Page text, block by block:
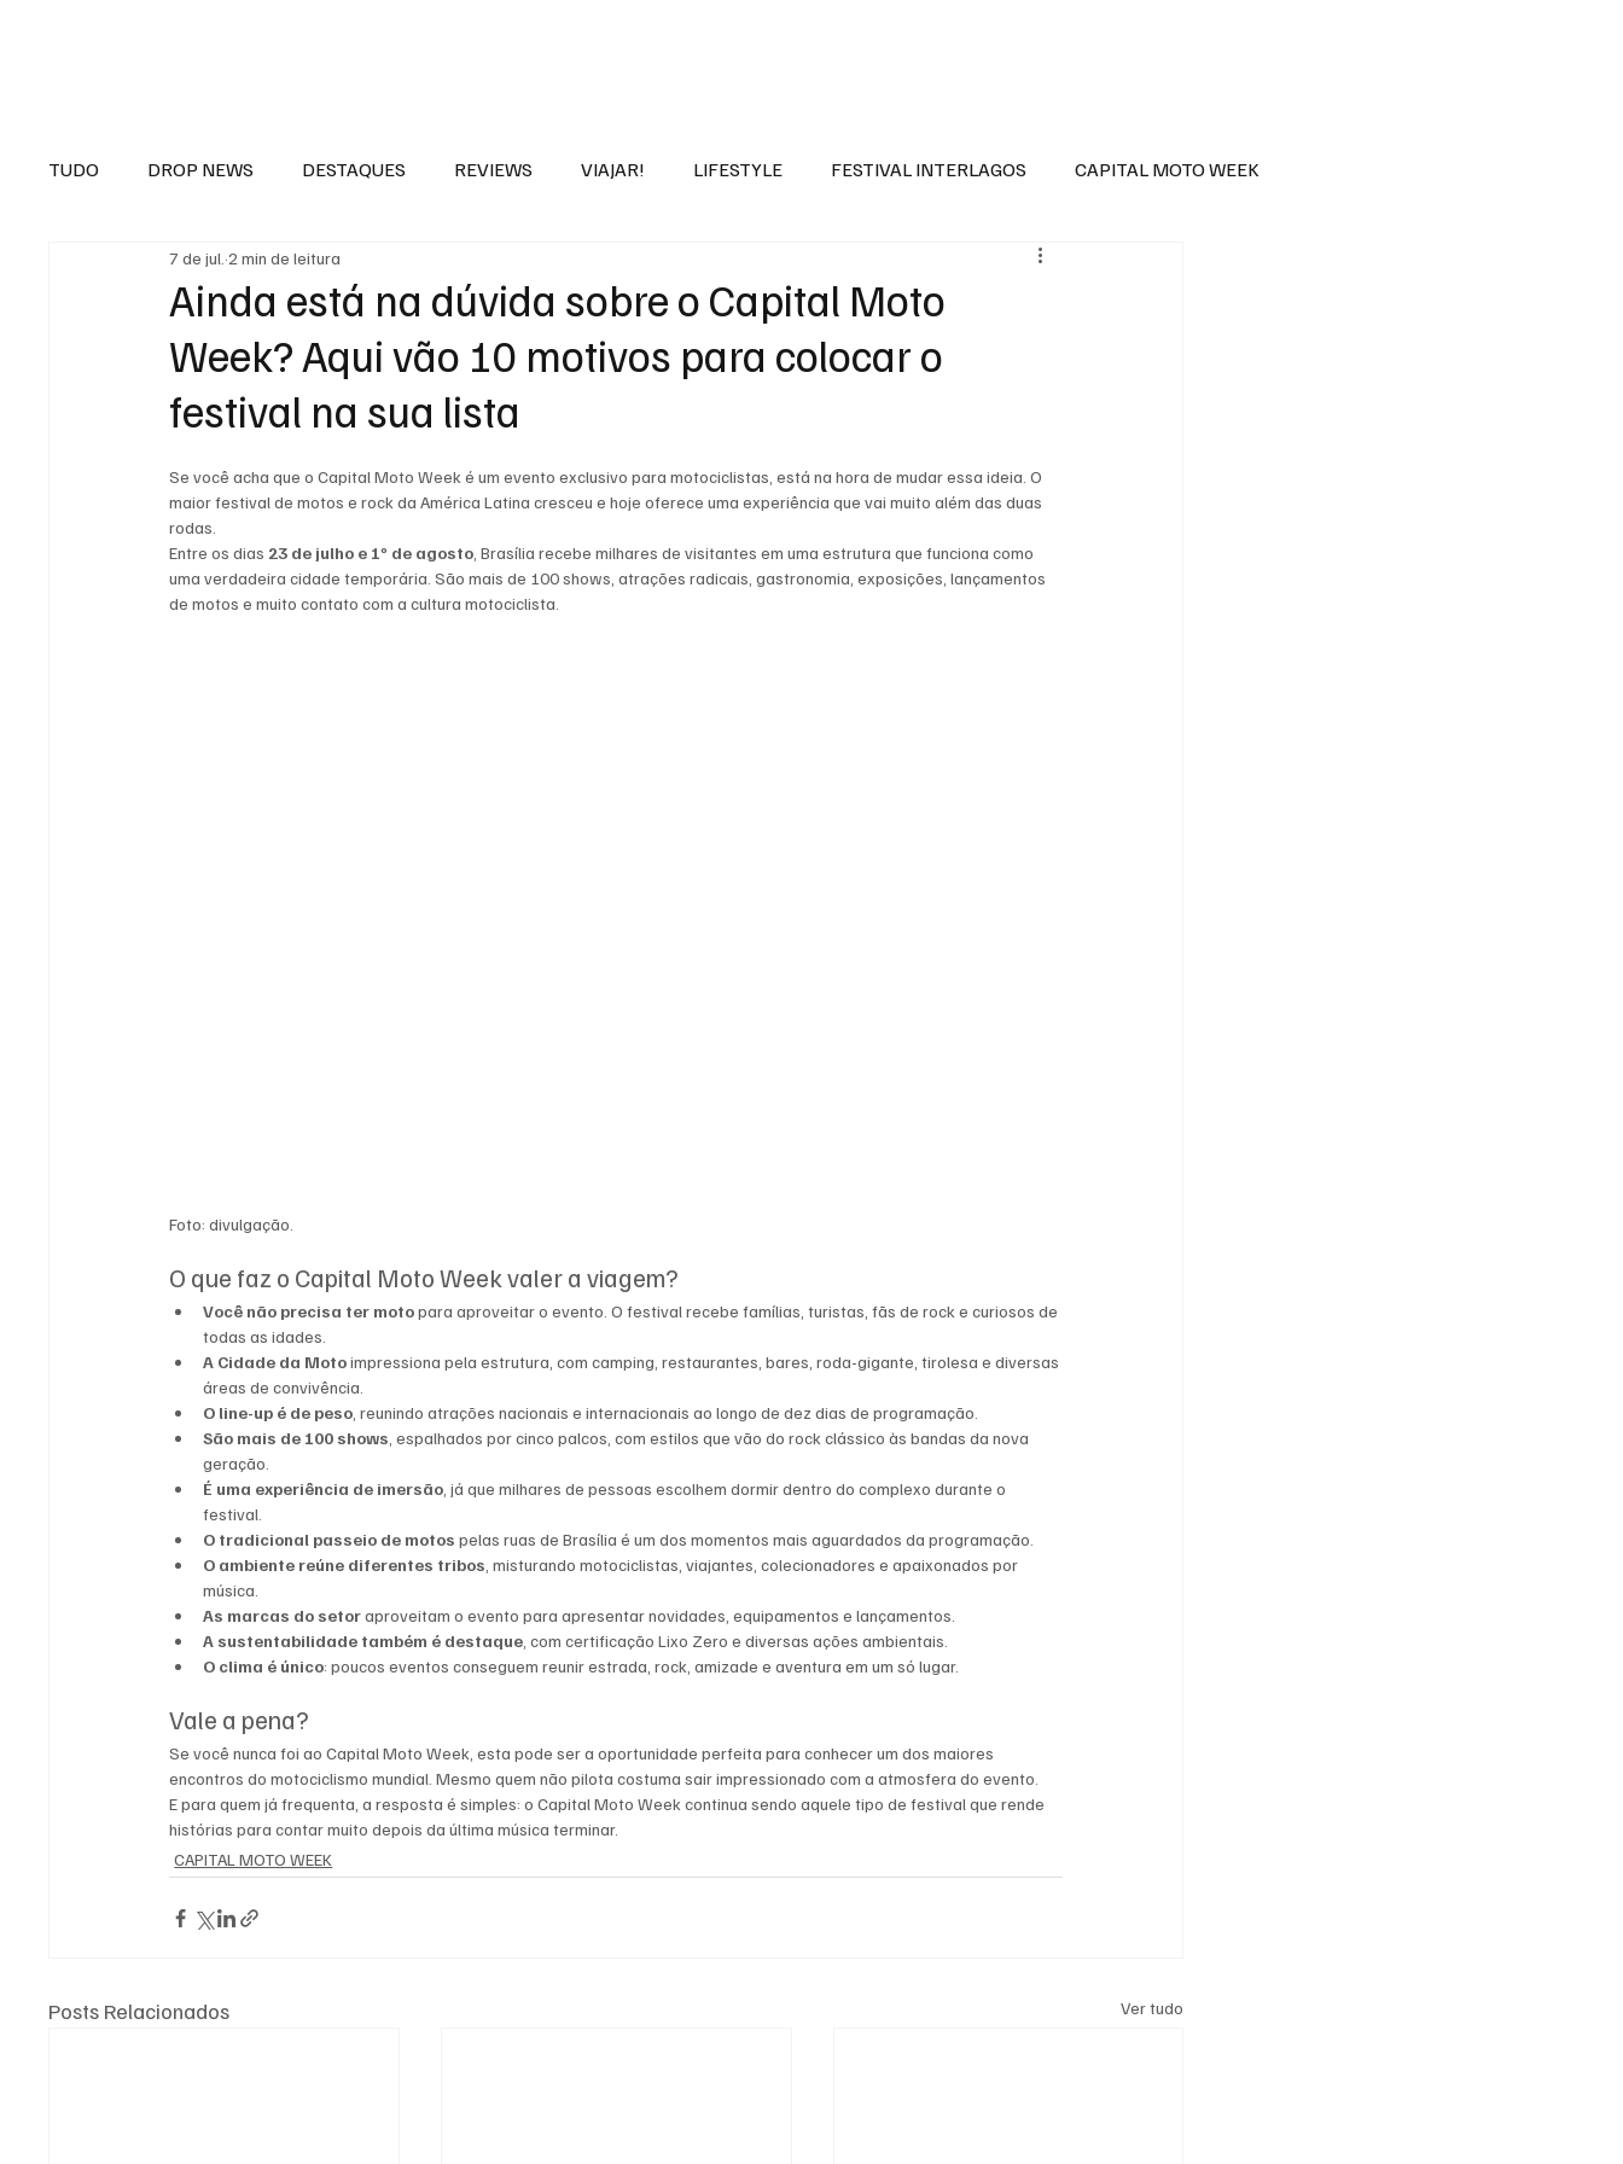
TUDO DROP NEWS DESTAQUES REVIEWS VIAJAR! LIFESTYLE FESTIVAL INTERLAGOS CAPITAL MOTO WEEK
Ainda está na dúvida sobre o Capital Moto
Week? Aqui vão 10 motivos para colocar o
festival na sua lista
7 de jul. 2 min de leitura
Se você acha que o Capital Moto Week é um evento exclusivo para motociclistas, está na hora de mudar essa ideia. O
maior festival de motos e rock da América Latina cresceu e hoje oferece uma experiência que vai muito além das duas
rodas.
Entre os dias 23 de julho e 1º de agosto , Brasília recebe milhares de visitantes em uma estrutura que funciona como
uma verdadeira cidade temporária. São mais de 100 shows, atrações radicais, gastronomia, exposições, lançamentos
de motos e muito contato com a cultura motociclista.
Foto: divulgação.
O que faz o Capital Moto Week valer a viagem?
Você não precisa ter moto para aproveitar o evento. O festival recebe famílias, turistas, fãs de rock e curiosos de
todas as idades.
A Cidade da Moto impressiona pela estrutura, com camping, restaurantes, bares, roda-gigante, tirolesa e diversas
áreas de convivência.
O line-up é de peso , reunindo atrações nacionais e internacionais ao longo de dez dias de programação.
São mais de 100 shows , espalhados por cinco palcos, com estilos que vão do rock clássico às bandas da nova
geração.
É uma experiência de imersão , já que milhares de pessoas escolhem dormir dentro do complexo durante o
festival.
O tradicional passeio de motos pelas ruas de Brasília é um dos momentos mais aguardados da programação.
O ambiente reúne diferentes tribos , misturando motociclistas, viajantes, colecionadores e apaixonados por
música.
As marcas do setor aproveitam o evento para apresentar novidades, equipamentos e lançamentos.
A sustentabilidade também é destaque , com certificação Lixo Zero e diversas ações ambientais.
O clima é único: poucos eventos conseguem reunir estrada, rock, amizade e aventura em um só lugar.
Vale a pena?
Se você nunca foi ao Capital Moto Week, esta pode ser a oportunidade perfeita para conhecer um dos maiores
encontros do motociclismo mundial. Mesmo quem não pilota costuma sair impressionado com a atmosfera do evento.
E para quem já frequenta, a resposta é simples: o Capital Moto Week continua sendo aquele tipo de festival que rende
histórias para contar muito depois da última música terminar.
CAPITAL MOTO WEEK
Posts Relacionados Ver tudo